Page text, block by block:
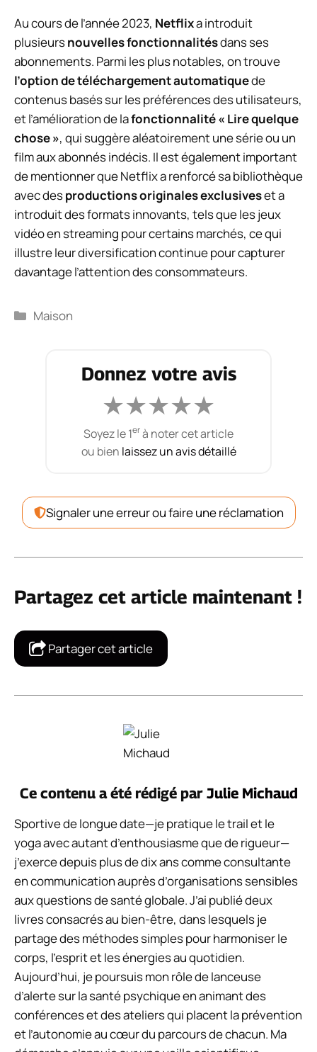
Au cours de l’année 2023, Netflixa introduit
plusieursnouvelles fonctionnalitésdans ses
abonnements. Parmi les plus notables, on trouve
l’option de téléchargement automatiquede
contenus basés sur les préférences des utilisateurs,
et l’amélioration de lafonctionnalité « Lire quelque
chose », qui suggère aléatoirement une série ou un
film aux abonnés indécis. Il est également important
de mentionner que Netflix a renforcé sa bibliothèque
avec desproductions originales exclusiveset a
introduit des formats innovants, tels que les jeux
vidéo en streaming pour certains marchés, ce qui
illustre leur diversification continue pour capturer
davantage l’attention des consommateurs.
Catégories
Maison
Donnez votre avis
★★★★★
Soyez le 1erà noter cet article
ou bien laissez un avis détaillé
Signaler une erreur ou faire une réclamation
Partagez cet article maintenant !
Partager cet article
Ce contenu a été rédigé par Julie Michaud
Sportive de longue date—je pratique le trail et le
yoga avec autant d’enthousiasme que de rigueur—
j’exerce depuis plus de dix ans comme consultante
en communication auprès d’organisations sensibles
aux questions de santé globale. J’ai publié deux
livres consacrés au bien-être, dans lesquels je
partage des méthodes simples pour harmoniser le
corps, l’esprit et les énergies au quotidien.
Aujourd’hui, je poursuis mon rôle de lanceuse
d’alerte sur la santé psychique en animant des
conférences et des ateliers qui placent la prévention
et l’autonomie au cœur du parcours de chacun. Ma